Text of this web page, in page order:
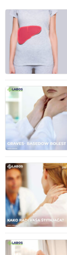
Slobodni
Slobodni
Test